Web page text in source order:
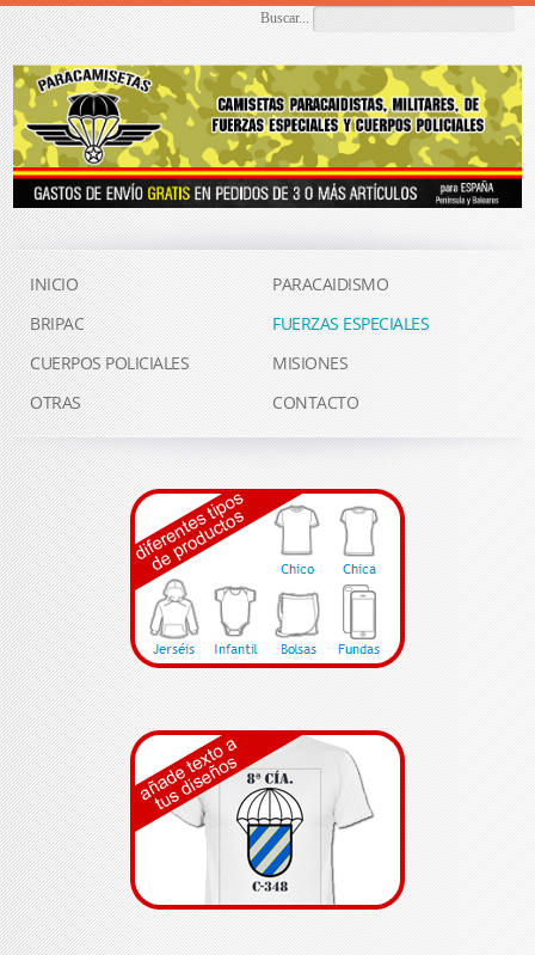
Buscar...
INICIO
PARACAIDISMO
BRIPAC
FUERZAS ESPECIALES
CUERPOS POLICIALES
MISIONES
OTRAS
CONTACTO